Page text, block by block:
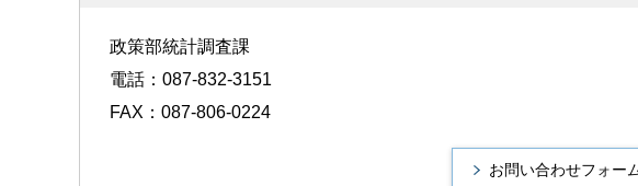
政策部統計調査課
電話：087-832-3151
FAX：087-806-0224